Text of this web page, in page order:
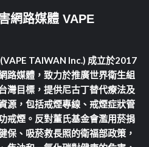
網路媒體 VAPE
TAIWAN Inc.) 成立於2017
路媒體，致力於推廣世界衛生組
灣目標，提供尼古丁替代療法及
源，包括戒煙專線、戒煙症狀管
戒煙。反對董氏基金會濫用菸捐
保、吸菸救長照的衛福部政策，